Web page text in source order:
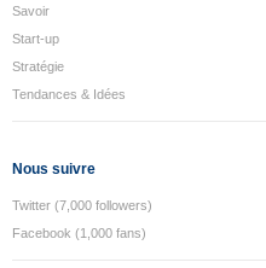
Savoir
Start-up
Stratégie
Tendances & Idées
Nous suivre
Twitter (7,000 followers)
Facebook (1,000 fans)